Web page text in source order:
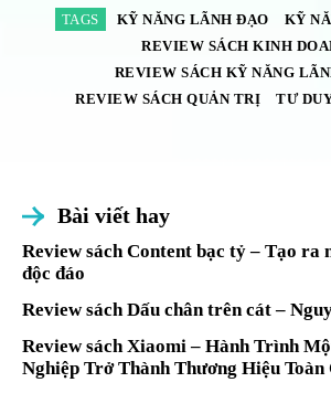
TAGS KỸ NĂNG LÃNH ĐẠO
KỸ
REVIEW SÁCH KINH
REVIEW SÁCH KỸ NĂNG
REVIEW SÁCH QUẢN TRỊ
TƯ
Bài viết hay
Review sách Content bạc tỷ – Tạo ra
độc đáo
Review sách Dấu chân trên cát –
Review sách Xiaomi – Hành Trình
Nghiệp Trở Thành Thương Hiệu Toàn